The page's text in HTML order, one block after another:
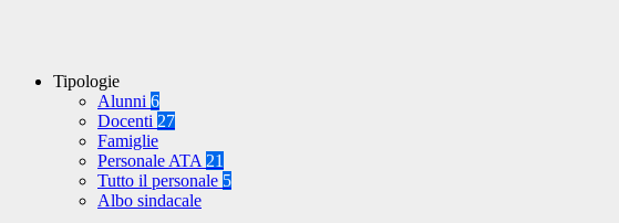
Tipologie
Alunni 6
Docenti 27
Famiglie
Personale ATA 21
Tutto il personale 5
Albo sindacale